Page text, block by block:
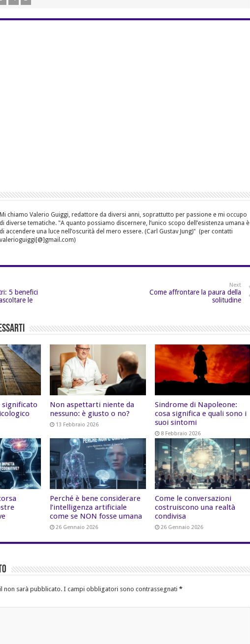
Mi chiamo Valerio Guiggi, redattore da diversi anni, soprattutto per passione e mi occupo
di diverse tematiche. "A quanto possiamo discernere, l’unico scopo dell’esistenza umana è
di accendere una luce nell’oscurità del mero essere. (Carl Gustav Jung)" (per contatti
valerioguiggi[@]gmail.com)
5 benefici
le
Next
Come affrontare la paura della
solitudine
significato
Non aspettarti niente da
nessuno: è giusto o no?
13 Febbraio 2026
Sindrome di Napoleone:
cosa significa e quali sono i
suoi sintomi
8 Febbraio 2026
Perché è bene considerare
l’intelligenza artificiale
come se NON fosse umana
26 Gennaio 2026
Come le conversazioni
costruiscono una realtà
condivisa
26 Gennaio 2026
non sarà pubblicato. I campi obbligatori sono contrassegnati *